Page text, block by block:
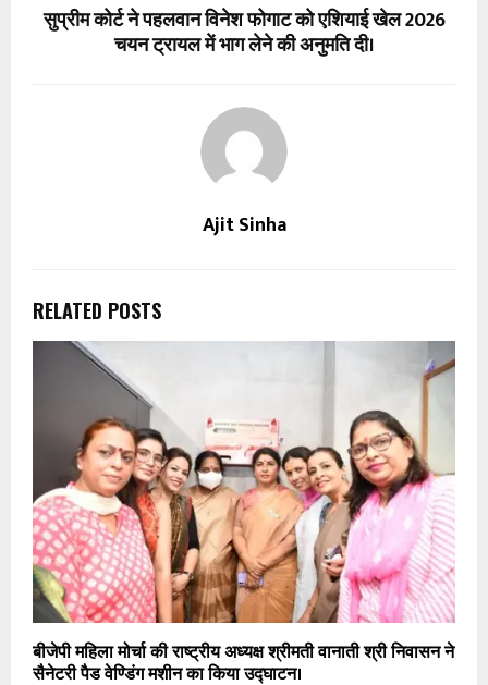
सुप्रीम कोर्ट ने पहलवान विनेश फोगाट को एशियाई खेल 2026
चयन ट्रायल में भाग लेने की अनुमति दी।
Ajit Sinha
RELATED POSTS
बीजेपी महिला मोर्चा की राष्ट्रीय अध्यक्ष श्रीमती वानाती श्री निवासन ने
सैनेटरी पैड वेण्डिंग मशीन का किया उद्घाटन।